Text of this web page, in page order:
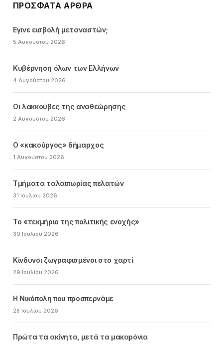
ΠΡΌΣΦΑΤΑ ΆΡΘΡΑ
Εγινε εισβολή μεταναστών;
5 Αυγούστου 2026
Κυβέρνηση όλων των Ελλήνων
4 Αυγούστου 2026
Οι λακκούβες της αναθεώρησης
2 Αυγούστου 2026
Ο «κακούργος» δήμαρχος
1 Αυγούστου 2026
Τμήματα ταλαιπωρίας πελατών
31 Ιουλίου 2026
Το «τεκμήριο της πολιτικής ενοχής»
30 Ιουλίου 2026
Κίνδυνοι ζωγραφισμένοι στο χαρτί
29 Ιουλίου 2026
Η Νικόπολη που προσπερνάμε
28 Ιουλίου 2026
Πρώτα τα ακίνητα, μετά τα μακαρόνια